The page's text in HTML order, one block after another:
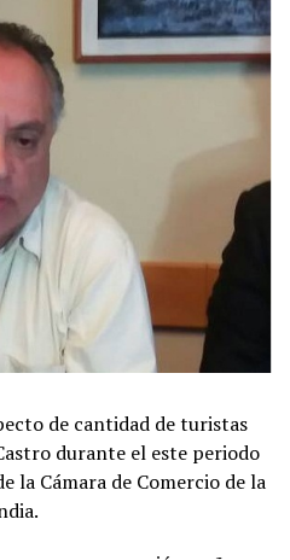
de cantidad de turistas
durante el este periodo
la Cámara de Comercio de la